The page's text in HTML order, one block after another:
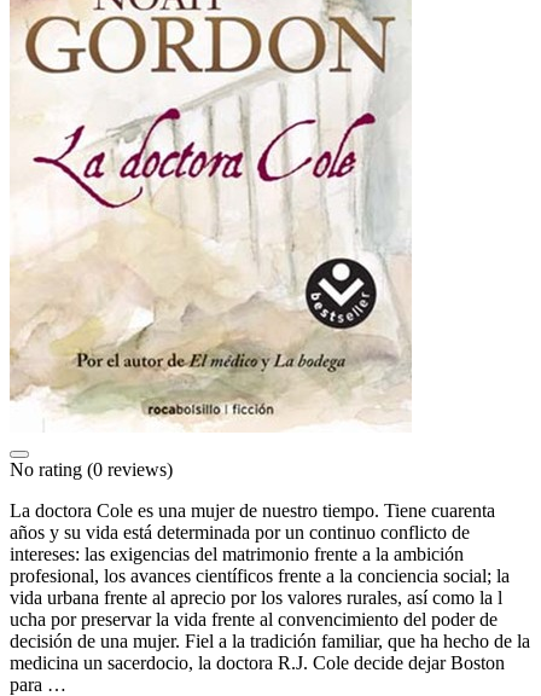
No rating (0 reviews)
La doctora Cole es una mujer de nuestro tiempo. Tiene cuarenta
años y su vida está determinada por un continuo conflicto de
intereses: las exigencias del matrimonio frente a la ambición
profesional, los avances científicos frente a la conciencia social; la
vida urbana frente al aprecio por los valores rurales, así como la l
ucha por preservar la vida frente al convencimiento del poder de
decisión de una mujer. Fiel a la tradición familiar, que ha hecho de la
medicina un sacerdocio, la doctora R.J. Cole decide dejar Boston
para …